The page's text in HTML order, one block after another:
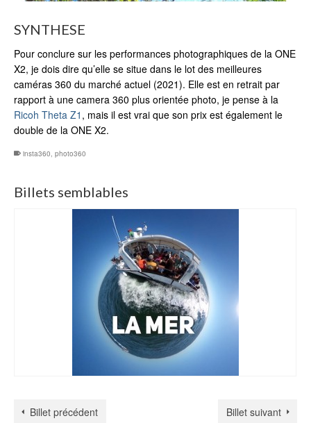
SYNTHESE
Pour conclure sur les performances photographiques de la ONE
X2, je dois dire qu’elle se situe dans le lot des meilleures
caméras 360 du marché actuel (2021). Elle est en retrait par
rapport à une camera 360 plus orientée photo, je pense à la
Ricoh Theta Z1 , mais il est vrai que son prix est également le
double de la ONE X2.
insta360, photo360
Billets semblables
Billet précédent Billet suivant